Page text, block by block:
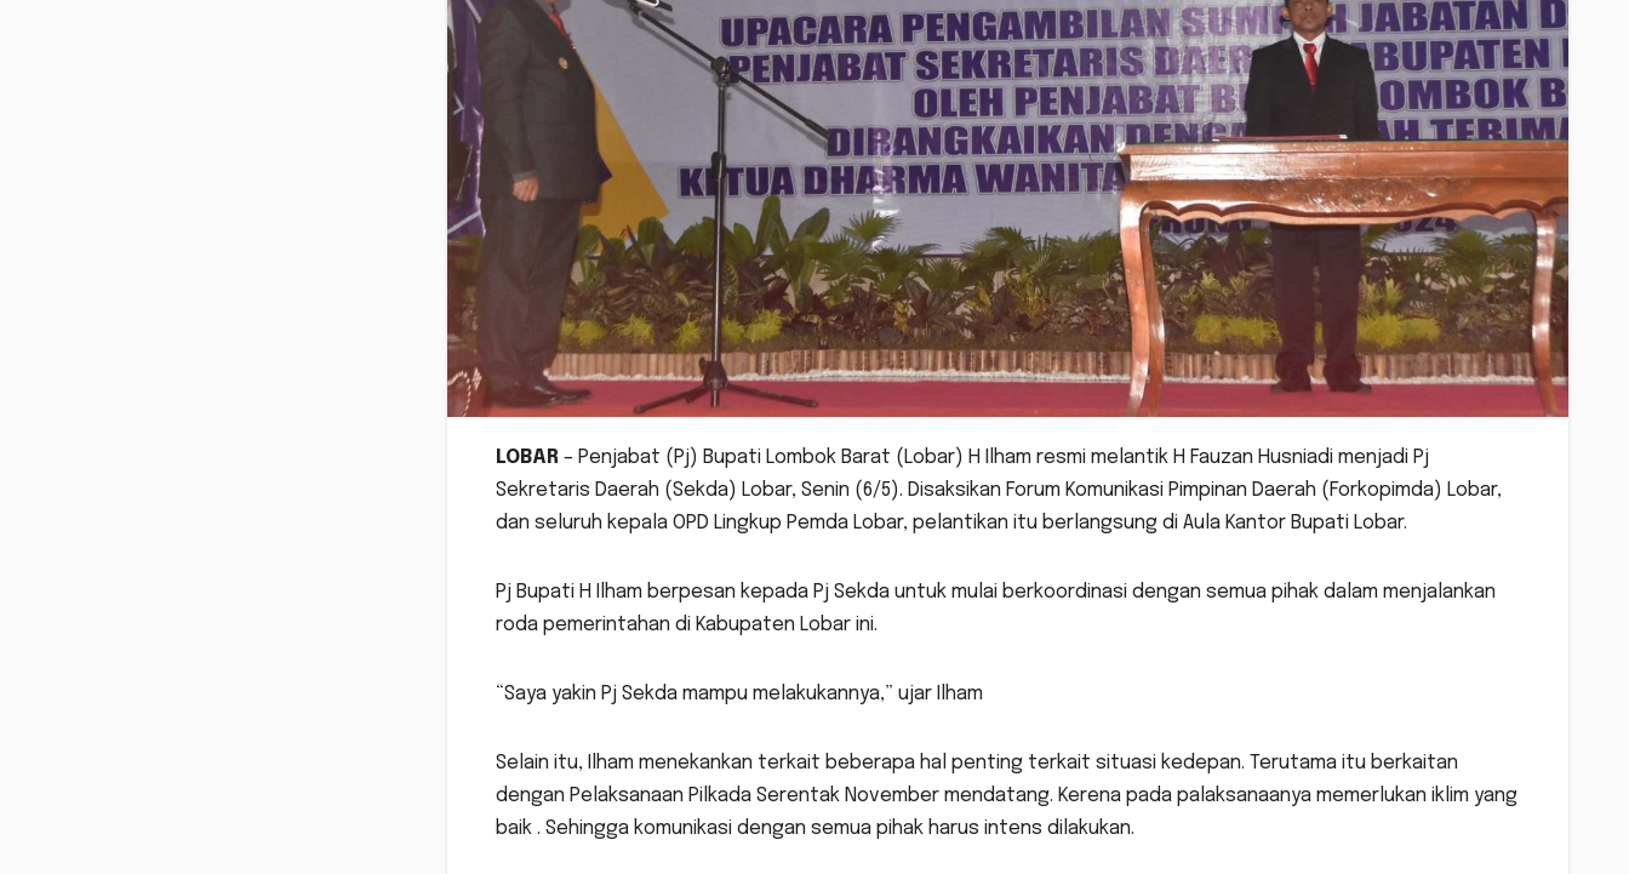
LOBAR – Penjabat (Pj) Bupati Lombok Barat (Lobar) H Ilham resmi melantik H Fauzan Husniadi menjadi Pj
Sekretaris Daerah (Sekda) Lobar, Senin (6/5). Disaksikan Forum Komunikasi Pimpinan Daerah (Forkopimda) Lobar,
dan seluruh kepala OPD Lingkup Pemda Lobar, pelantikan itu berlangsung di Aula Kantor Bupati Lobar.
Pj Bupati H Ilham berpesan kepada Pj Sekda untuk mulai berkoordinasi dengan semua pihak dalam menjalankan
roda pemerintahan di Kabupaten Lobar ini.
“Saya yakin Pj Sekda mampu melakukannya,” ujar Ilham
Selain itu, Ilham menekankan terkait beberapa hal penting terkait situasi kedepan. Terutama itu berkaitan
dengan Pelaksanaan Pilkada Serentak November mendatang. Kerena pada palaksanaanya memerlukan iklim yang
baik . Sehingga komunikasi dengan semua pihak harus intens dilakukan.